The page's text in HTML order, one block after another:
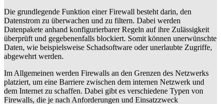
Die grundlegende Funktion einer Firewall besteht darin, den
Datenstrom zu überwachen und zu filtern. Dabei werden
Datenpakete anhand konfigurierbarer Regeln auf ihre Zulässigkeit
überprüft und gegebenenfalls blockiert. Somit können unerwünschte
Daten, wie beispielsweise Schadsoftware oder unerlaubte Zugriffe,
abgewehrt werden.
Im Allgemeinen werden Firewalls an den Grenzen des Netzwerks
platziert, um eine Barriere zwischen dem internen Netzwerk und
dem Internet zu schaffen. Dabei gibt es verschiedene Typen von
Firewalls, die je nach Anforderungen und Einsatzzweck